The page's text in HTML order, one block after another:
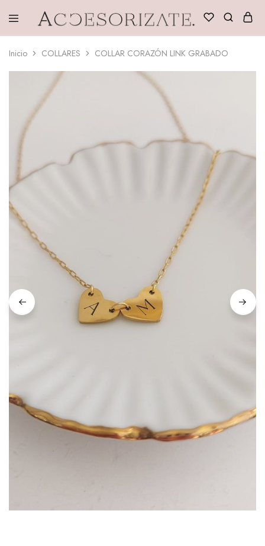
Inicio COLLARES COLLAR CORAZÓN LINK GRABADO